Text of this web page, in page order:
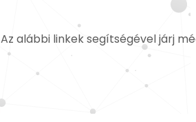
Az alábbi linkek segítségével járj